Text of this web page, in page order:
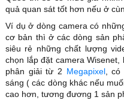
quả quan sát tốt hơn nếu ở
Ví dụ ở dòng camera có
cơ bản thì ở các dòng sản
siêu rẻ những chất lượng
chọn lắp đặt camera
phân giải từ 2 Megapixel, có
sáng ( các dòng khác nếu
cao hơn, tương đương 1 sản